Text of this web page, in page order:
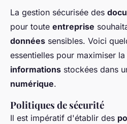
La gestion sécurisée des
pour toute entreprise
données sensibles. Voici
essentielles pour maximiser la
informations stockées dans
numérique.
Politiques de sécurité
Il est impératif d'établir des